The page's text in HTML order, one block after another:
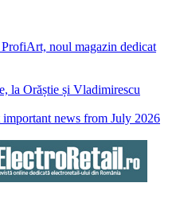
noul magazin dedicat
la Orăștie și Vladimirescu
news from July 2026